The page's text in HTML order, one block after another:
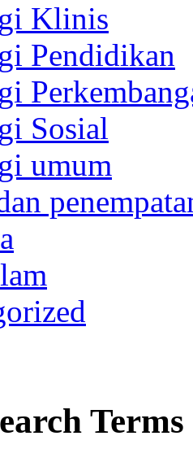
Klinis
Pendidikan
Sosial
umum
Terms